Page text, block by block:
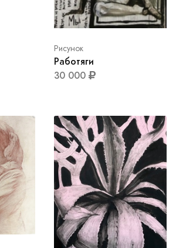
Рисунок
Работяги
30 000